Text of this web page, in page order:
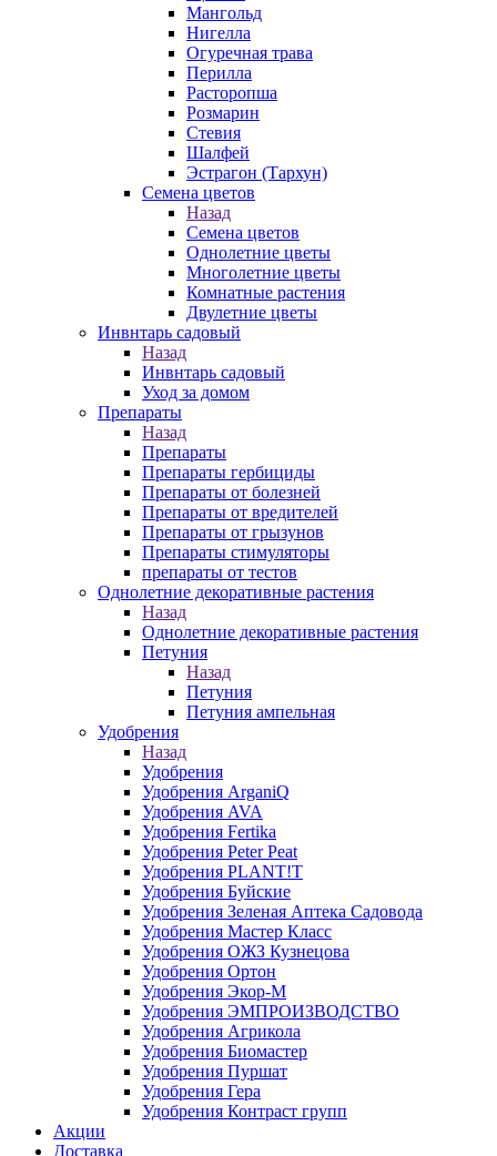
Мангольд
Нигелла
Огуречная трава
Перилла
Расторопша
Розмарин
Стевия
Шалфей
Эстрагон (Тархун)
Семена цветов
Назад
Семена цветов
Однолетние цветы
Многолетние цветы
Комнатные растения
Двулетние цветы
Инвнтарь садовый
Назад
Инвнтарь садовый
Уход за домом
Препараты
Назад
Препараты
Препараты гербициды
Препараты от болезней
Препараты от вредителей
Препараты от грызунов
Препараты стимуляторы
препараты от тестов
Однолетние декоративные растения
Назад
Однолетние декоративные растения
Петуния
Назад
Петуния
Петуния ампельная
Удобрения
Назад
Удобрения
Удобрения ArganiQ
Удобрения AVA
Удобрения Fertika
Удобрения Peter Peat
Удобрения PLANT!T
Удобрения Буйские
Удобрения Зеленая Аптека Садовода
Удобрения Мастер Класс
Удобрения ОЖЗ Кузнецова
Удобрения Ортон
Удобрения Экор-М
Удобрения ЭМПРОИЗВОДСТВО
Удобрения Агрикола
Удобрения Биомастер
Удобрения Пуршат
Удобрения Гера
Удобрения Контраст групп
Акции
Доставка